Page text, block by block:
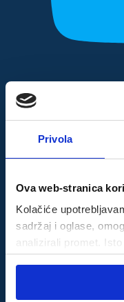
Privola
Ova web-stranica
Kolačiće
sadržaj i oglase,
analizirali promet.
drugim podacima